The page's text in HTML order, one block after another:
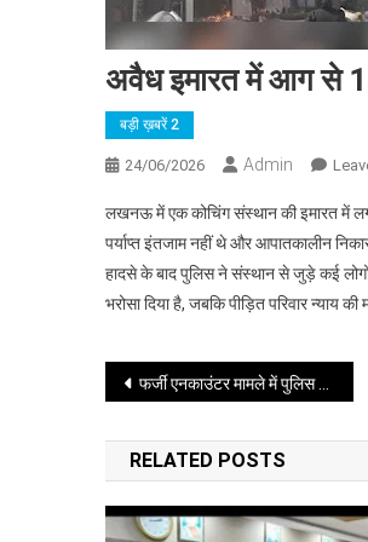
अवैध इमारत में आग से
बड़ी ख़बरें 2
24/06/2026 Admin
लखनऊ में एक कोचिंग संस्थान की इमारत में
पर्याप्त इंतजाम नहीं थे और आपातकालीन
हादसे के बाद पुलिस ने संस्थान से जुड़े कई लोगों
भरोसा दिया है, जबकि पीड़ित परिवार न्याय
Post
navigation
फर्जी एनकाउंटर मामले में पुलिस अधिकारियों पर FIR, जांच को मिला नया मोड़
RELATED POSTS